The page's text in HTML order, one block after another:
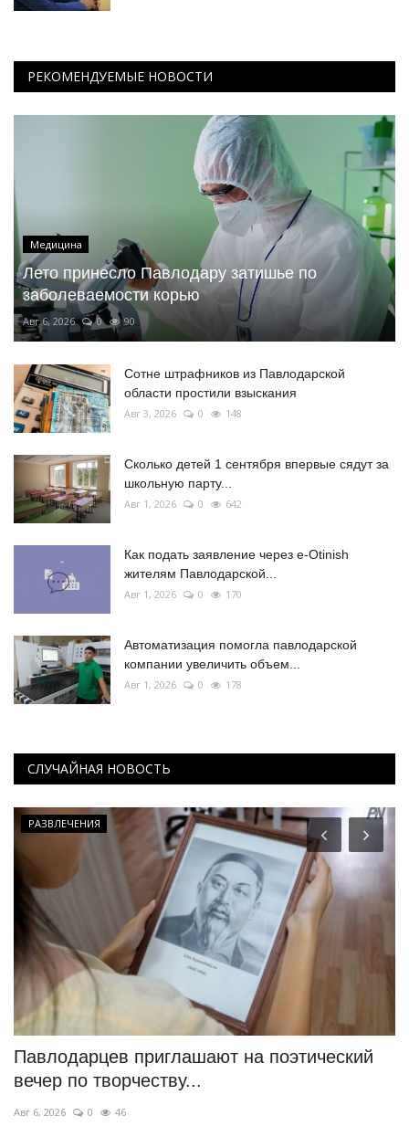
РЕКОМЕНДУЕМЫЕ НОВОСТИ
Медицина
Лето принесло Павлодару затишье по
заболеваемости корью
Авг 6, 2026 0 90
Сотне штрафников из Павлодарской
области простили взыскания
Авг 3, 2026 0 148
Сколько детей 1 сентября впервые сядут за
школьную парту...
Авг 1, 2026 0 642
Как подать заявление через e-Otinish
жителям Павлодарской...
Авг 1, 2026 0 170
Автоматизация помогла павлодарской
компании увеличить объем...
Авг 1, 2026 0 178
СЛУЧАЙНАЯ НОВОСТЬ
РАЗВЛЕЧЕНИЯ
Павлодарцев приглашают на поэтический
вечер по творчеству...
Авг 6, 2026 0 46